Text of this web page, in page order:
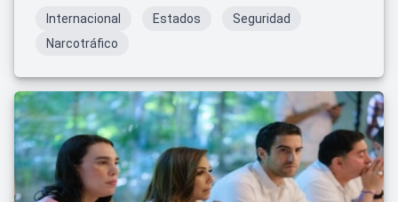
Enfrenta cargos por homicidio en primer grado.
Internacional Estados
Seguridad
Narcotráfico